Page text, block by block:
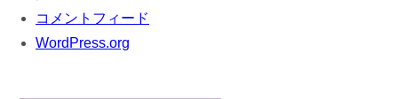
コメントフィード
WordPress.org